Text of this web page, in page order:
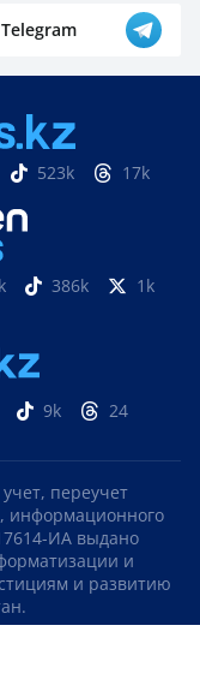
Telegram
523k 17k
386k
1k
9k 24
переучет
информационного
ИА выдано
и
и развитию